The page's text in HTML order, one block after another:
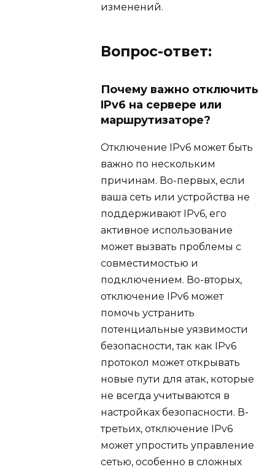
изменений.
Вопрос-ответ:
Почему важно отключить
IPv6 на сервере или
маршрутизаторе?
Отключение IPv6 может быть
важно по нескольким
причинам. Во-первых, если
ваша сеть или устройства не
поддерживают IPv6, его
активное использование
может вызвать проблемы с
совместимостью и
подключением. Во-вторых,
отключение IPv6 может
помочь устранить
потенциальные уязвимости
безопасности, так как IPv6
протокол может открывать
новые пути для атак, которые
не всегда учитываются в
настройках безопасности. В-
третьих, отключение IPv6
может упростить управление
сетью, особенно в сложных